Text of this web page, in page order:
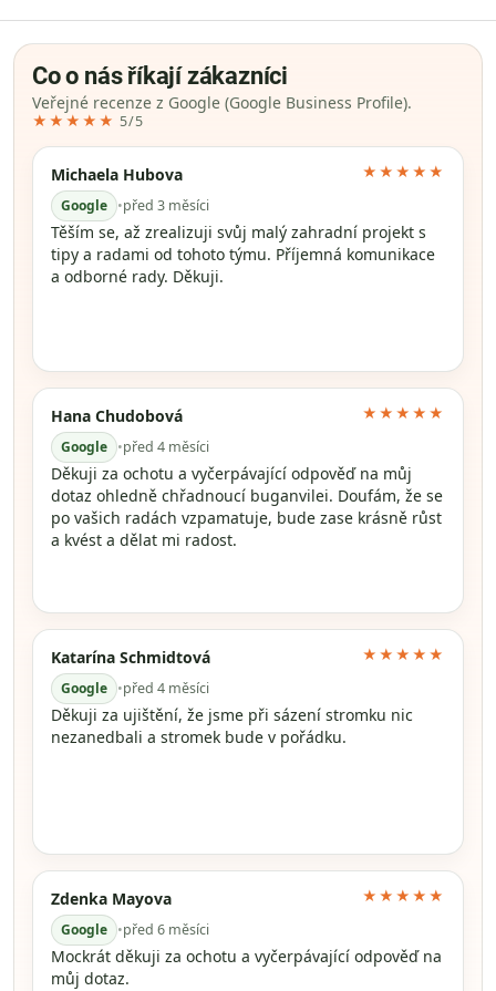
Co o nás říkají zákazníci
Veřejné recenze z Google (Google Business Profile).
★★★★★ 5/5
Michaela Hubova
Google •před 3 měsíci
★★★★★
Těším se, až zrealizuji svůj malý zahradní projekt s
tipy a radami od tohoto týmu. Příjemná komunikace
a odborné rady. Děkuji.
Hana Chudobová
Google •před 4 měsíci
★★★★★
Děkuji za ochotu a vyčerpávající odpověď na můj
dotaz ohledně chřadnoucí buganvilei. Doufám, že se
po vašich radách vzpamatuje, bude zase krásně růst
a kvést a dělat mi radost.
Katarína Schmidtová
Google •před 4 měsíci
★★★★★
Děkuji za ujištění, že jsme při sázení stromku nic
nezanedbali a stromek bude v pořádku.
Zdenka Mayova
Google •před 6 měsíci
★★★★★
Mockrát děkuji za ochotu a vyčerpávající odpověď na
můj dotaz.